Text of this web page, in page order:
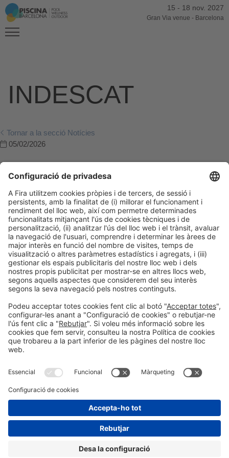
15 - 18 nov. 2027
Gran Via venue - Barcelona
INDESCAT
Tornar a la secció Notícies
05/02/2026
Post Anterior
Salón Piscina Barcelona
Següent Post
Asociación Española de Paisajismo
Informació generalAvís legalPolítica de privacitat
Política de cookies
a les xarxes sociales
Instagram?